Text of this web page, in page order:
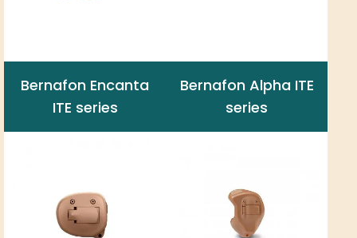
Bernafon Encanta
ITE series
Bernafon Alpha ITE
series